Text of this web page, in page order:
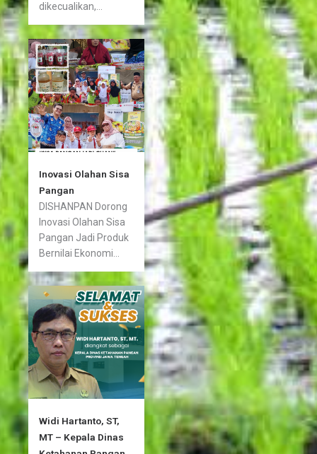
dikecualikan,...
Inovasi Olahan Sisa
Pangan
DISHANPAN Dorong
Inovasi Olahan Sisa
Pangan Jadi Produk
Bernilai Ekonomi...
Widi Hartanto, ST,
MT – Kepala Dinas